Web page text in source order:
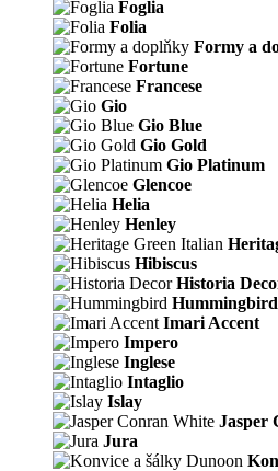
Foglia
Folia
Formy a
Fortune
Francese
Gio
Gio Blue
Gio Gold
Gio Platinum
Glencoe
Helia
Henley
Hibiscus
Historia
Hummingbird
Imari Accent
Impero
Inglese
Intaglio
Islay
Jasper
Jura